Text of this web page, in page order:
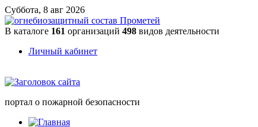
Суббота, 8 авг 2026
В каталоге 161 организаций 498 видов деятельности
Личный кабинет
портал о пожарной безопасности